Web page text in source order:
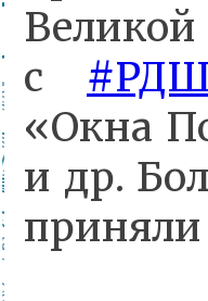
с #РДШ
«Окна
и др.
приняли